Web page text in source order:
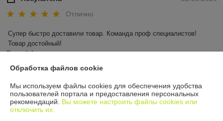
Отлично
Супер быстро доставили товар. Команда проф специалистов!
Спасибо!
Показать все отзывы
О нас
Обработка файлов cookie
Мы используем файлы cookies для обеспечения удобства
пользователей портала и предоставления персональных
рекомендаций. Вы можете настроить файлы cookies или
отключить их.